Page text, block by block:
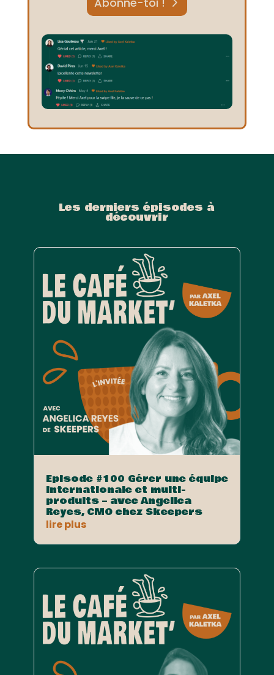
Les derniers épisodes à
découvrir
Episode #100 Gérer une équipe
internationale et multi-
produits – avec Angelica
Reyes, CMO chez Skeepers
lire plus